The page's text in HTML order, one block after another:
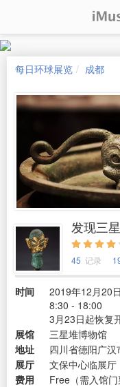
每日环球展览 成都
发现三
45 记录
时间
2019年12月20
8:30 - 18:00
3月23日起恢复
展馆
三星堆博物馆
地址
四川省德阳广
展厅
文保中心临展厅
费用
Free（需入馆门